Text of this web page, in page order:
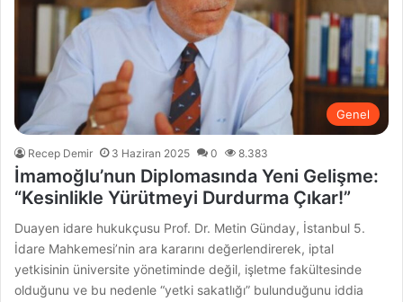
Genel
Recep Demir 3 Haziran 2025 0 8.383
İmamoğlu’nun Diplomasında Yeni Gelişme:
“Kesinlikle Yürütmeyi Durdurma Çıkar!”
Duayen idare hukukçusu Prof. Dr. Metin Günday, İstanbul 5.
İdare Mahkemesi’nin ara kararını değerlendirerek, iptal
yetkisinin üniversite yönetiminde değil, işletme fakültesinde
olduğunu ve bu nedenle “yetki sakatlığı” bulunduğunu iddia